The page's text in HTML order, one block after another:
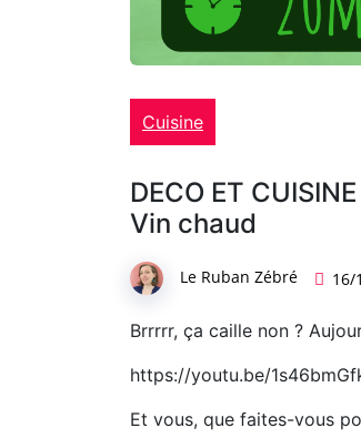
Cuisine
DECO ET
Vin chaud
Le Ruban Zébré 16/
Brrrrr, ça caille non ?
https://youtu.be/
Et vous, que faites-vous